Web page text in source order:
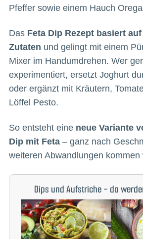
Pfeffer sowie einem Hauch
Das Feta Dip Rezept basiert
Zutaten und gelingt mit einem
Mixer im Handumdrehen. Wer
experimentiert, ersetzt Joghurt
oder ergänzt mit Kräutern,
Löffel Pesto.
So entsteht eine neue Variante
Dip mit Feta– ganz nach
weiteren Abwandlungen
Dips und Aufstriche - da